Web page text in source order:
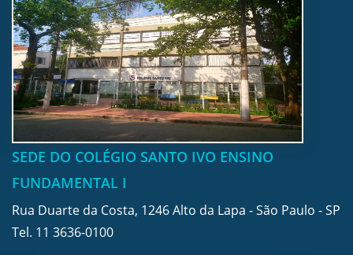
SEDE DO COLÉGIO SANTO IVO ENSINO
FUNDAMENTAL I
Rua Duarte da Costa, 1246 Alto da Lapa - São Paulo - SP
Tel. 11 3636-0100